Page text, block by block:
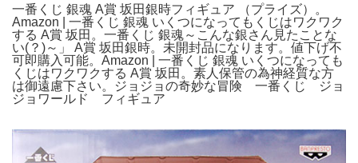
一番くじ 銀魂 A賞 坂田銀時フィギュア （プライズ）。
Amazon | 一番くじ 銀魂 いくつになってもくじはワクワク
する A賞 坂田。一番くじ 銀魂～こんな銀さん見たことな
い(？)～」 A賞 坂田銀時。未開封品になります。値下げ不
可即購入可能。Amazon | 一番くじ 銀魂 いくつになっても
くじはワクワクする A賞 坂田。素人保管の為神経質な方
は御遠慮下さい。ジョジョの奇妙な冒険 一番くじ ジョ
ジョワールド フィギュア